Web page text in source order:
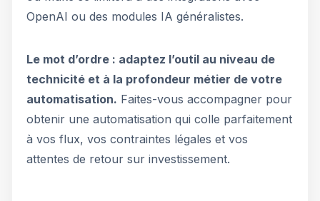
OpenAI ou des modules IA généralistes.
Le mot d’ordre : adaptez l’outil au niveau de
technicité et à la profondeur métier de votre
automatisation. Faites-vous accompagner pour
obtenir une automatisation qui colle parfaitement
à vos flux, vos contraintes légales et vos
attentes de retour sur investissement.